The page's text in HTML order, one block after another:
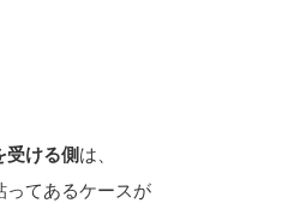
受ける側は、
ってあるケースが